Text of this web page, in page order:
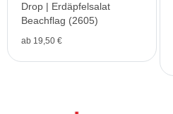
Drop | Erdäpfelsalat
Beachflag (2605)
ab 19,50 €